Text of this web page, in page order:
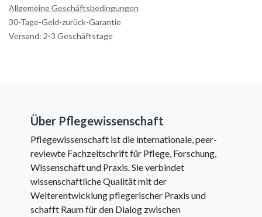
Allgemeine Geschäftsbedingungen
30-Tage-Geld-zurück-Garantie
Versand: 2-3 Geschäftstage
Über Pflegewissenschaft
Pflegewissenschaft ist die internationale, peer-
reviewte Fachzeitschrift für Pflege, Forschung,
Wissenschaft und Praxis. Sie verbindet
wissenschaftliche Qualität mit der
Weiterentwicklung pflegerischer Praxis und
schafft Raum für den Dialog zwischen